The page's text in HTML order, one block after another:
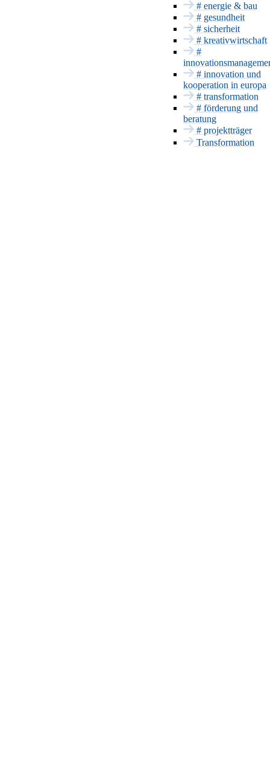
Gesundheit
Sicherheit
INNOVATIONSSERVICES
Förderung und
Beratung
Projektträger
Patente & CE
Europa und
International
Transformation
# energie & bau
# gesundheit
# sicherheit
# kreativwirtschaft
#
# innovation und
kooperation in europa
# transformation
# förderung und
beratung
# projektträger